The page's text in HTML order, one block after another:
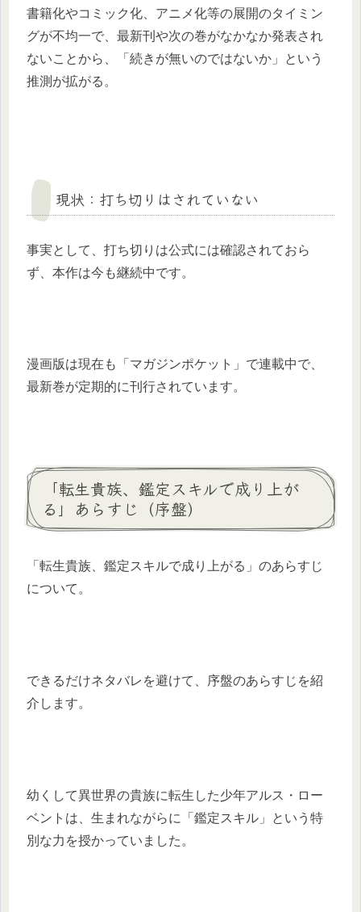
書籍化やコミック化、アニメ化等の展開のタイミン
グが不均一で、最新刊や次の巻がなかなか発表され
ないことから、「続きが無いのではないか」という
推測が拡がる。
現状：打ち切りはされていない
事実として、打ち切りは公式には確認されておら
ず、本作は今も継続中です。
漫画版は現在も「マガジンポケット」で連載中で、
最新巻が定期的に刊行されています。
「転生貴族、鑑定スキルで成り上が
る」あらすじ（序盤）
「転生貴族、鑑定スキルで成り上がる」のあらすじ
について。
できるだけネタバレを避けて、序盤のあらすじを紹
介します。
幼くして異世界の貴族に転生した少年アルス・ロー
ベントは、生まれながらに「鑑定スキル」という特
別な力を授かっていました。